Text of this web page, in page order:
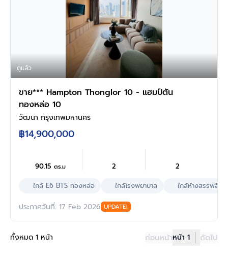
ดูแล้ว
ขาย*** Hampton Thonglor 10 - แฮมป์ตัน
ทองหล่อ 10
วัฒนา กรุงเทพมหานคร
฿14,900,000
90.15ตร.ม 2
2
ใกล้ E6 BTS ทองหล่อ
ใกล้โรงพยาบาล ใกล้ห้างสรรพสินค้
ประกาศวันที่: 17 Feb 2026 UPDATE!
ทั้งหมด 1 หน้า ก่อนหน้าหน้า 1 ถัดไป